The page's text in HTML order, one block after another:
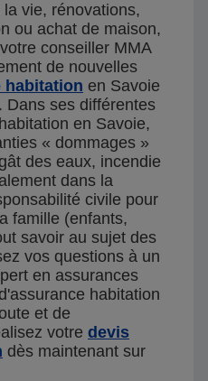
vie, rénovations,
ou achat de maison,
conseiller MMA
de nouvelles
habitation en Savoie
Dans ses différentes
en Savoie,
« dommages »
des eaux, incendie
dans la
civile pour
famille (enfants,
savoir au sujet des
vos questions à un
en assurances
habitation
et de
votre devis
dès maintenant sur